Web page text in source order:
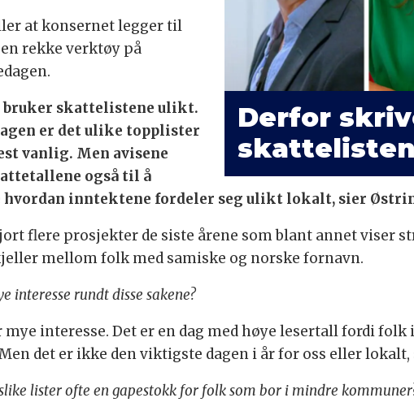
Derfor
at konsernet legger til
rekke verktøy på
bruker skattelistene ulikt.
er det ulike topplister
vanlig. Men avisene
også til å
hvordan inntektene fordeler seg ulikt lokalt, sier
flere prosjekter de siste årene som blant annet
mellom folk med samiske og norske fornavn.
interesse rundt disse sakene?
mye interesse. Det er en dag med høye lesertall fordi
det er ikke den viktigste dagen i år for oss eller
lister ofte en gapestokk for folk som bor i mindre